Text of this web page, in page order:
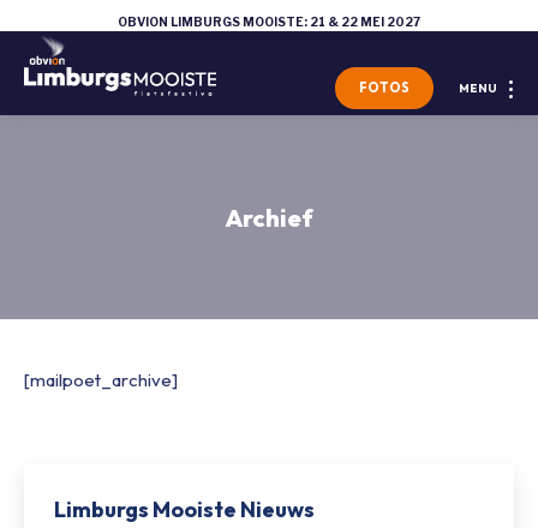
OBVION LIMBURGS MOOISTE: 21 & 22 MEI 2027
MENU
FOTOS
Archief
[mailpoet_archive]
Limburgs Mooiste Nieuws